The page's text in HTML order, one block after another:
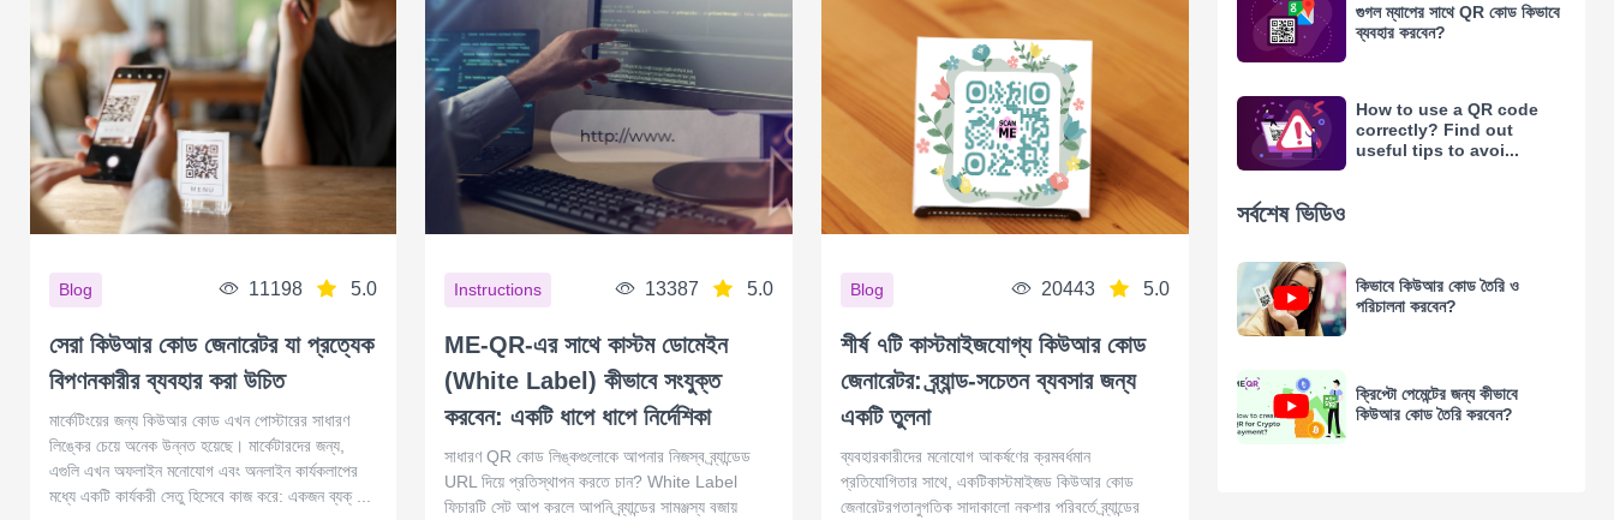
Blog 11198 5.0
সেরা কিউআর কোড জেনারেটর যা প্রত্যেক
বিপণনকারীর ব্যবহার করা উচিত
মার্কেটিংয়ের জন্য কিউআর কোড এখন পোস্টারের সাধারণ
লিঙ্কের চেয়ে অনেক উন্নত হয়েছে। মার্কেটারদের জন্য,
এগুলি এখন অফলাইন মনোযোগ এবং অনলাইন কার্যকলাপের
মধ্যে একটি কার্যকরী সেতু হিসেবে কাজ করে: একজন ব্যক্ ...
Instructions 13387 5.0
ME-QR-এর সাথে কাস্টম ডোমেইন
(White Label) কীভাবে সংযুক্ত
করবেন: একটি ধাপে ধাপে নির্দেশিকা
সাধারণ QR কোড লিঙ্কগুলোকে আপনার নিজস্ব ব্র্যান্ডেড
URL দিয়ে প্রতিস্থাপন করতে চান? White Label
ফিচারটি সেট আপ করলে আপনি ব্র্যান্ডের সামঞ্জস্য বজায়
Blog 20443 5.0
শীর্ষ ৭টি কাস্টমাইজযোগ্য কিউআর কোড
জেনারেটর: ব্র্যান্ড-সচেতন ব্যবসার জন্য
একটি তুলনা
ব্যবহারকারীদের মনোযোগ আকর্ষণের ক্রমবর্ধমান
প্রতিযোগিতার সাথে, একটিকাস্টমাইজড কিউআর কোড
জেনারেটরগতানুগতিক সাদাকালো নকশার পরিবর্তে ব্র্যান্ডের
গুগল ম্যাপের সাথে QR কোড কিভাবে
ব্যবহার করবেন?
How to use a QR code
correctly? Find out
useful tips to avoi...
সর্বশেষ ভিডিও
কিভাবে কিউআর কোড তৈরি ও
পরিচালনা করবেন?
ক্রিপ্টো পেমেন্টের জন্য কীভাবে
কিউআর কোড তৈরি করবেন?